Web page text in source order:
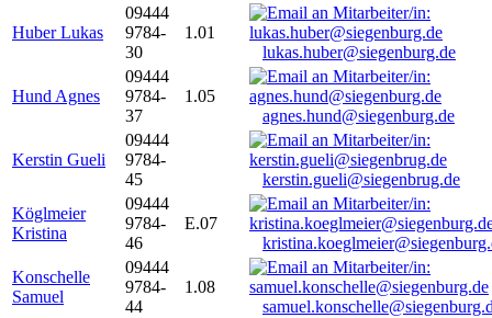
Huber Lukas
09444
9784-
30
1.01
lukas.huber@siegenburg.de
Hund Agnes
09444
9784-
37
1.05
agnes.hund@siegenburg.de
Kerstin Gueli
09444
9784-
45
kerstin.gueli@siegenbrug.de
Köglmeier
Kristina
09444
9784-
46
E.07
Konschelle
Samuel
09444
9784-
44
1.08